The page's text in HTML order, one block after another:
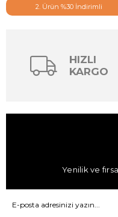
2. Ürün %30 İndirimli
HIZLI
KARGO
Yenilik ve